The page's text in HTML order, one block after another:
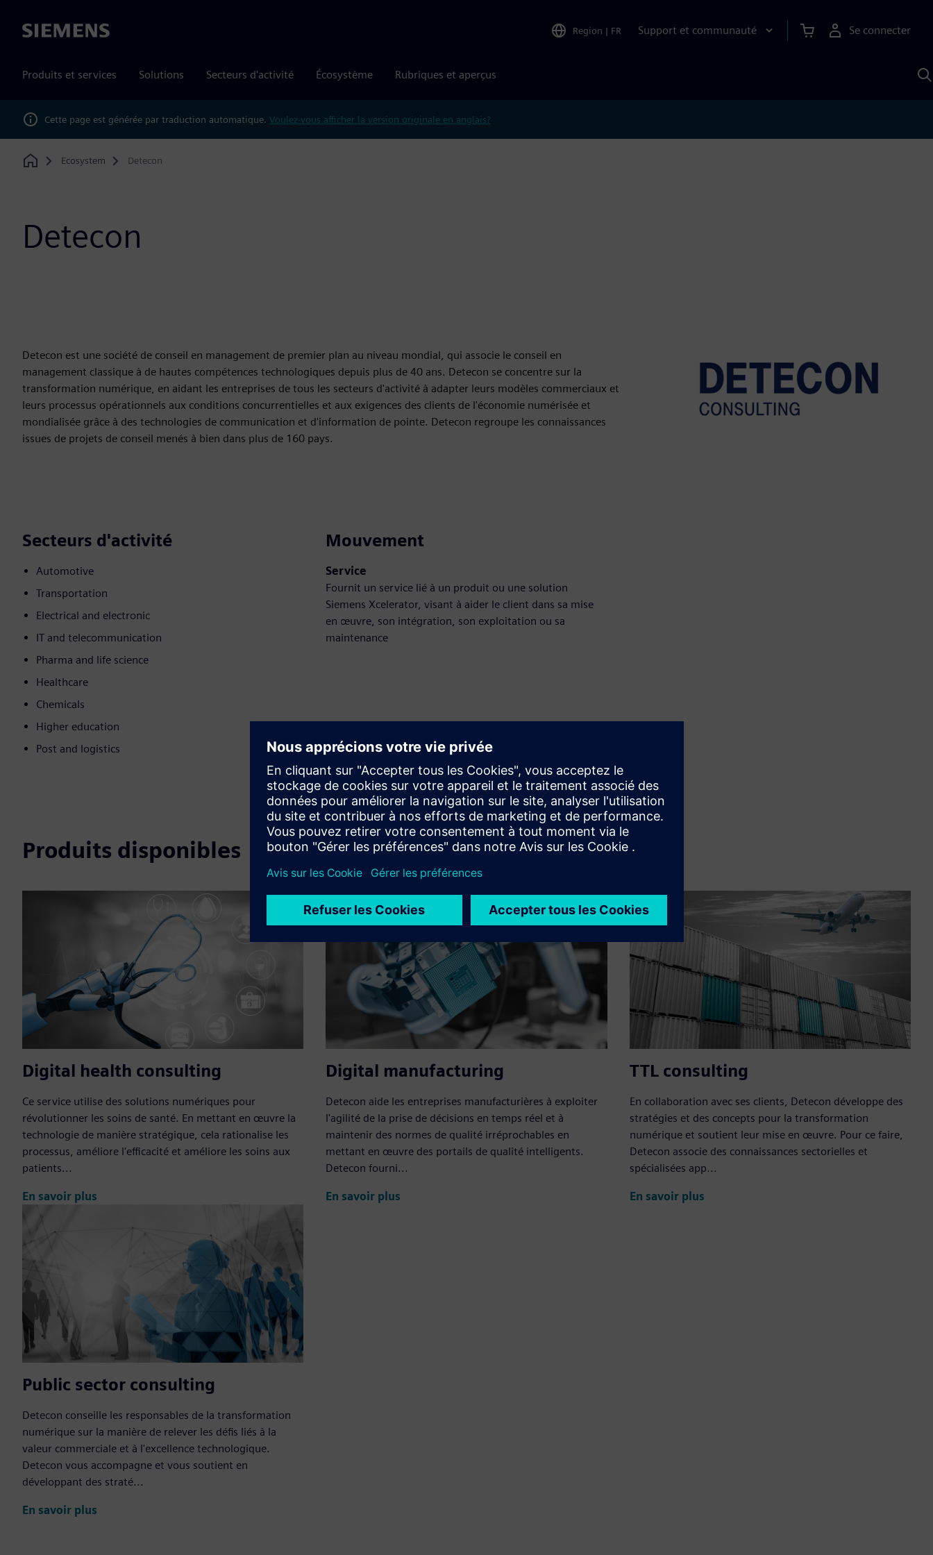
Siemens Region | FR Support et communauté Se connecter
Produits et services Solutions Secteurs d'activité Écosystème Rubriques et aperçus
Cette page est générée par traduction automatique. Voulez-vous afficher la version originale en anglais?
Home
Ecosystem Detecon
Detecon
Detecon est une société de conseil en management de premier plan au niveau mondial, qui associe le conseil en
management classique à de hautes compétences technologiques depuis plus de 40 ans. Detecon se concentre sur la
transformation numérique, en aidant les entreprises de tous les secteurs d'activité à adapter leurs modèles commerciaux et
leurs processus opérationnels aux conditions concurrentielles et aux exigences des clients de l'économie numérisée et
mondialisée grâce à des technologies de communication et d'information de pointe. Detecon regroupe les connaissances
issues de projets de conseil menés à bien dans plus de 160 pays.
Secteurs d'activité
Automotive
Transportation
Electrical and electronic
IT and telecommunication
Pharma and life science
Healthcare
Chemicals
Higher education
Post and logistics
Mouvement
Service
Fournit un service lié à un produit ou une solution
Siemens Xcelerator, visant à aider le client dans sa mise
en œuvre, son intégration, son exploitation ou sa
maintenance
Produits disponibles
Digital health consulting
Ce service utilise des solutions numériques pour
révolutionner les soins de santé. En mettant en œuvre la
technologie de manière stratégique, cela rationalise les
processus, améliore l'efficacité et améliore les soins aux
patients...
En savoir plus
Digital manufacturing
Detecon aide les entreprises manufacturières à exploiter
l'agilité de la prise de décisions en temps réel et à
maintenir des normes de qualité irréprochables en
mettant en œuvre des portails de qualité intelligents.
Detecon fourni...
En savoir plus
TTL consulting
En collaboration avec ses clients, Detecon développe des
stratégies et des concepts pour la transformation
numérique et soutient leur mise en œuvre. Pour ce faire,
Detecon associe des connaissances sectorielles et
spécialisées app...
En savoir plus
Public sector consulting
Detecon conseille les responsables de la transformation
numérique sur la manière de relever les défis liés à la
valeur commerciale et à l'excellence technologique.
Detecon vous accompagne et vous soutient en
développant des straté...
En savoir plus